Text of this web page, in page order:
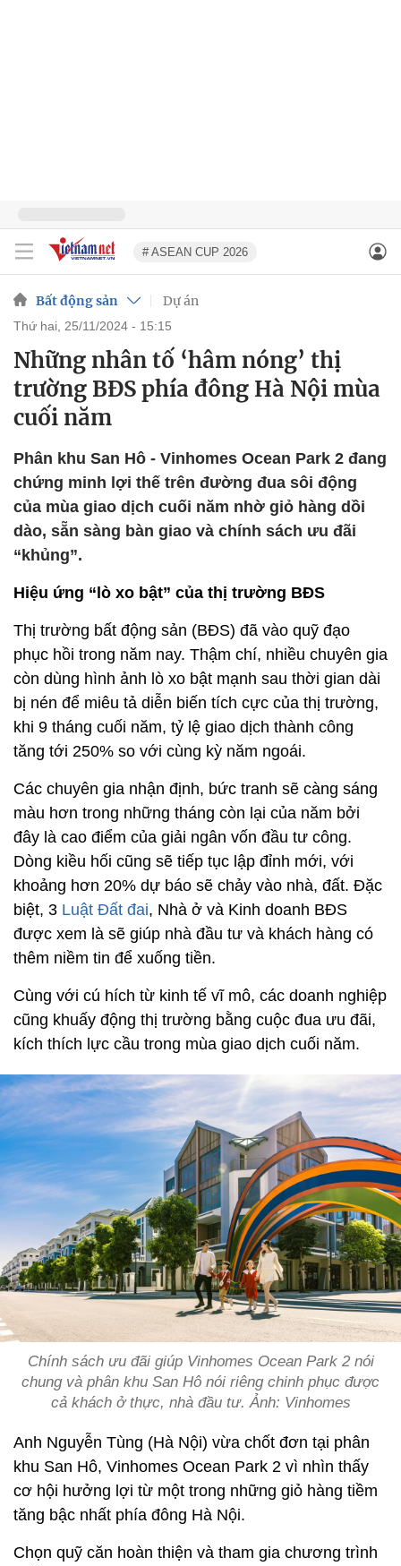
# ASEAN CUP 2026
Bất động sản Dự án
thứ hai, 25/11/2024 - 15:15
Những nhân tố ‘hâm nóng’ thị
trường BĐS phía đông Hà Nội mùa
cuối năm
Phân khu San Hô - Vinhomes Ocean Park 2 đang
chứng minh lợi thế trên đường đua sôi động
của mùa giao dịch cuối năm nhờ giỏ hàng dồi
dào, sẵn sàng bàn giao và chính sách ưu đãi
“khủng”.
Hiệu ứng “lò xo bật” của thị trường BĐS
Thị trường bất động sản (BĐS) đã vào quỹ đạo
phục hồi trong năm nay. Thậm chí, nhiều chuyên gia
còn dùng hình ảnh lò xo bật mạnh sau thời gian dài
bị nén để miêu tả diễn biến tích cực của thị trường,
khi 9 tháng cuối năm, tỷ lệ giao dịch thành công
tăng tới 250% so với cùng kỳ năm ngoái.
Các chuyên gia nhận định, bức tranh sẽ càng sáng
màu hơn trong những tháng còn lại của năm bởi
đây là cao điểm của giải ngân vốn đầu tư công.
Dòng kiều hối cũng sẽ tiếp tục lập đỉnh mới, với
khoảng hơn 20% dự báo sẽ chảy vào nhà, đất. Đặc
biệt, 3 Luật Đất đai, Nhà ở và Kinh doanh BĐS
được xem là sẽ giúp nhà đầu tư và khách hàng có
thêm niềm tin để xuống tiền.
Cùng với cú hích từ kinh tế vĩ mô, các doanh nghiệp
cũng khuấy động thị trường bằng cuộc đua ưu đãi,
kích thích lực cầu trong mùa giao dịch cuối năm.
Chính sách ưu đãi giúp Vinhomes Ocean Park 2 nói
chung và phân khu San Hô nói riêng chinh phục được
cả khách ở thực, nhà đầu tư. Ảnh: Vinhomes
Anh Nguyễn Tùng (Hà Nội) vừa chốt đơn tại phân
khu San Hô, Vinhomes Ocean Park 2 vì nhìn thấy
cơ hội hưởng lợi từ một trong những giỏ hàng tiềm
tăng bậc nhất phía đông Hà Nội.
Chọn quỹ căn hoàn thiện và tham gia chương trình